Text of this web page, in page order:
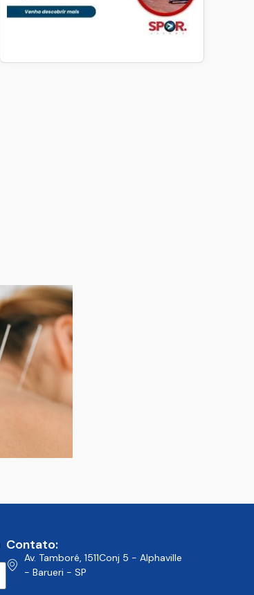
Contato:
Av. Tamboré, 1511Conj 5 - Alphaville
- Barueri - SP